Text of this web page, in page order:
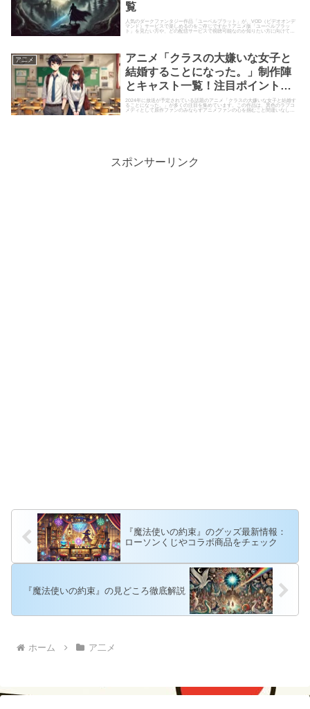
覧
人気のダークファンタジー作品「ユーベルブラット」が、VOD（ビデオオンデ
マンド）サービスで楽しめるのをご存じですか？アニメ版「ユーベルブラッ
ト」を見たい方や、どの配信サービスで視聴可能なのか知りたい方に向けて、
ア二メ
アニメ「クラスの大嫌いな女子と
結婚することになった。」制作陣
とキャスト一覧！注目ポイントま
とめ
2024年に放送が予定されている話題のアニメ「クラスの大嫌いな女子と結婚す
ることになった。」が多くの注目を集めています。この作品は、異色のラブコ
メディとして原作ファンのみならずアニメファンの心を掴むこと間違いなしで
スポンサーリンク
『魔法使いの約束』のグッズ最新情報：
ローソンくじやコラボ商品をチェック
『魔法使いの約束』の見どころ徹底解説
ホーム ア二メ